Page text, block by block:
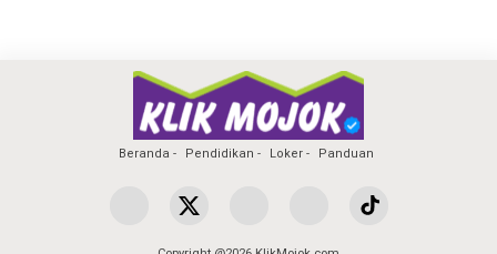
Beranda Pendidikan Loker Panduan